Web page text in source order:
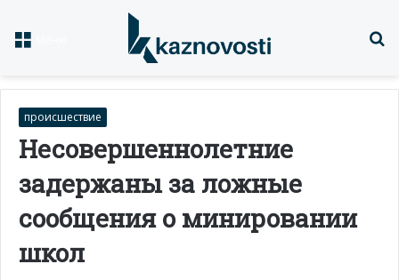
происшествие
Несовершеннолетние
задержаны за ложные
сообщения о минировании
школ